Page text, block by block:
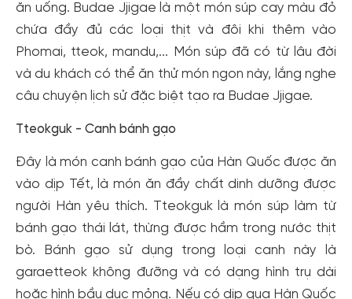
ăn uống. Budae Jjigae là một món súp cay màu đỏ
chứa đầy đủ các loại thịt và đôi khi thêm vào
Phomai, tteok, mandu,... Món súp đã có từ lâu đời
và du khách có thể ăn thử món ngon này, lắng nghe
câu chuyện lịch sử đặc biệt tạo ra Budae Jjigae.
Tteokguk - Canh bánh gạo
Đây là món canh bánh gạo của Hàn Quốc được ăn
vào dịp Tết, là món ăn đầy chất dinh dưỡng được
người Hàn yêu thích. Tteokguk là món súp làm từ
bánh gạo thái lát, thừng được hầm trong nước thịt
bò. Bánh gạo sử dụng trong loại canh này là
garaetteok không đưỡng và có dạng hình trụ dài
hoặc hình bầu dục mỏng. Nếu có dịp qua Hàn Quốc